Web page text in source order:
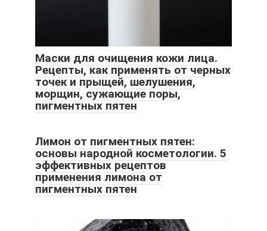
Маски для очищения кожи лица.
Рецепты, как применять от черных
точек и прыщей, шелушения,
морщин, сужающие поры,
пигментных пятен
Лимон от пигментных пятен:
основы народной косметологии. 5
эффективных рецептов
применения лимона от
пигментных пятен